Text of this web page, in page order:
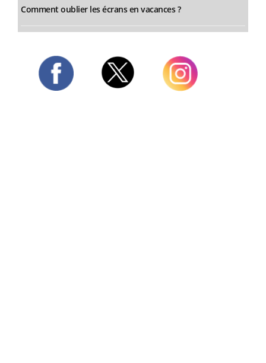
Comment oublier les écrans en vacances ?